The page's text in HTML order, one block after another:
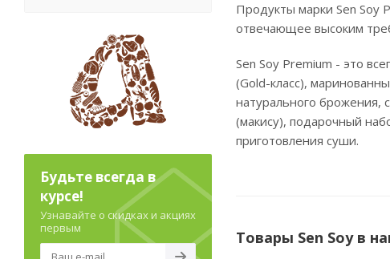
Продукты марки Sen Soy
отвечающее высоким
Sen Soy Premium - это
(Gold-класс),
натурального брожения,
(макису), подарочный
приготовления суши.
Товары Sen Soy в
Будьте всегда в
курсе!
Узнавайте о скидках и акциях
первым